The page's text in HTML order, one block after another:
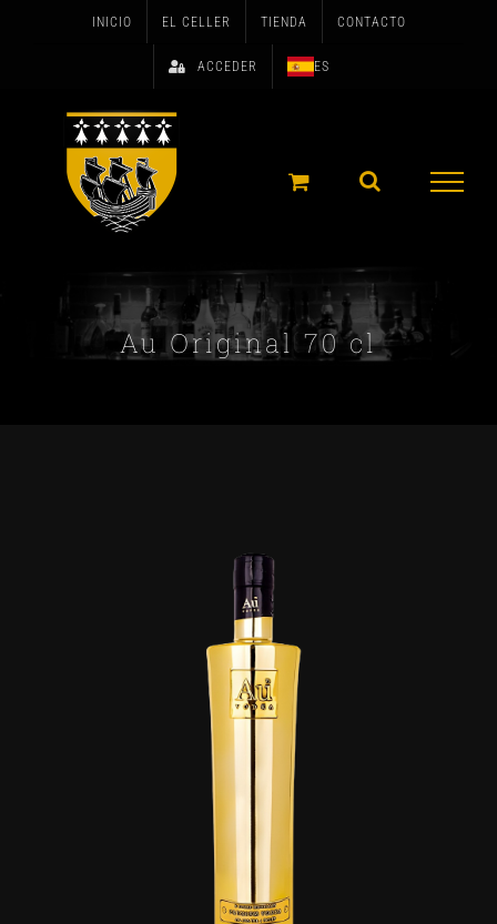
INICIO EL CELLER TIENDA CONTACTO
ACCEDER ES
Au Original 70 cl